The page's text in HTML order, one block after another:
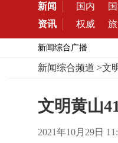
新闻 国内
资讯
权威
新闻综合广播
新闻综合频道 >文
文明黄山
2021年10月29日